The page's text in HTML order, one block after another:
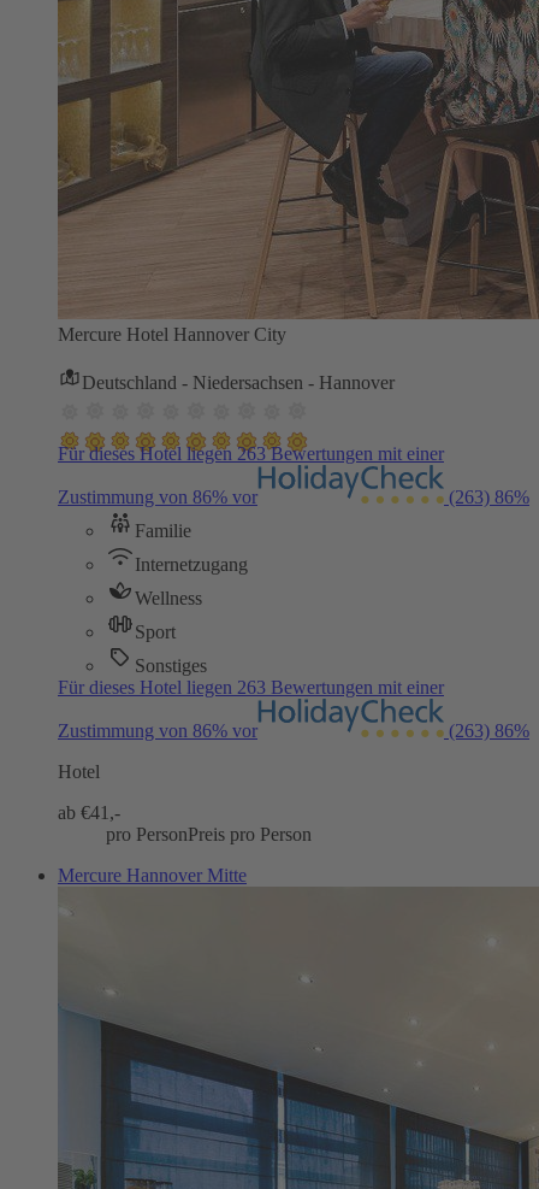
Mercure Hotel Hannover City
Deutschland - Niedersachsen - Hannover
Für dieses Hotel liegen 263 Bewertungen mit einer
Zustimmung von 86% vor (263) 86%
Familie
Internetzugang
Wellness
Sport
Sonstiges
Für dieses Hotel liegen 263 Bewertungen mit einer
Zustimmung von 86% vor (263) 86%
Hotel
ab €41,-
pro PersonPreis pro Person
Mercure Hannover Mitte